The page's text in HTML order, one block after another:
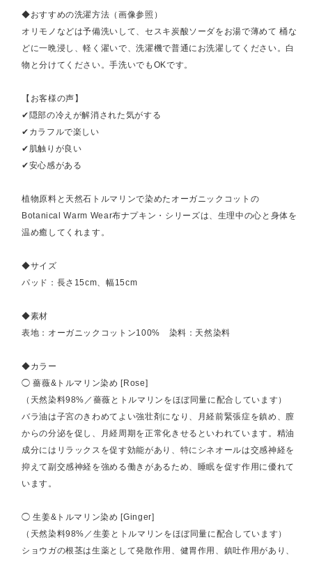
◆おすすめの洗濯方法（画像参照）
オリモノなどは予備洗いして、セスキ炭酸ソーダをお湯で薄めて 桶な
どに一晩浸し、軽く濯いで、洗濯機で普通にお洗濯してください。白
物と分けてください。手洗いでもOKです。
【お客様の声】
✔隠部の冷えが解消された気がする
✔カラフルで楽しい
✔肌触りが良い
✔安心感がある
植物原料と天然石トルマリンで染めたオーガニックコットの
Botanical Warm Wear布ナプキン・シリーズは、生理中の心と身体を
温め癒してくれます。
◆サイズ
パッド：長さ15cm、幅15cm
◆素材
表地：オーガニックコットン100% 染料：天然染料
◆カラー
◯ 薔薇&トルマリン染め [Rose]
（天然染料98%／薔薇とトルマリンをほぼ同量に配合しています）
バラ油は子宮のきわめてよい強壮剤になり、月経前緊張症を鎮め、膣
からの分泌を促し、月経周期を正常化きせるといわれています。精油
成分にはリラックスを促す効能があり、特にシネオールは交感神経を
抑えて副交感神経を強める働きがあるため、睡眠を促す作用に優れて
います。
◯ 生姜&トルマリン染め [Ginger]
（天然染料98%／生姜とトルマリンをほぼ同量に配合しています）
ショウガの根茎は生薬として発散作用、健胃作用、鎮吐作用があり、